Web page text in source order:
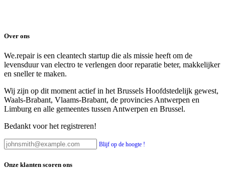
Over ons
We.repair is een cleantech startup die als missie heeft om de
levensduur van electro te verlengen door reparatie beter, makkelijker
en sneller te maken.
Wij zijn op dit moment actief in het Brussels Hoofdstedelijk gewest,
Waals-Brabant, Vlaams-Brabant, de provincies Antwerpen en
Limburg en alle gemeentes tussen Antwerpen en Brussel.
Bedankt voor het registreren!
Blijf op de hoogte !
Onze klanten scoren ons